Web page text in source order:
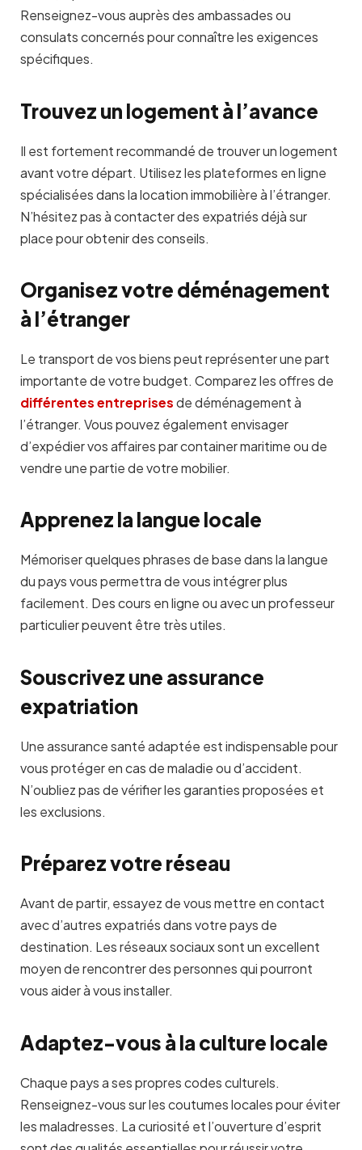
Renseignez-vous auprès des ambassades ou
consulats concernés pour connaître les exigences
spécifiques.
Trouvez un logement à l’avance
Il est fortement recommandé de trouver un logement
avant votre départ. Utilisez les plateformes en ligne
spécialisées dans la location immobilière à l’étranger.
N’hésitez pas à contacter des expatriés déjà sur
place pour obtenir des conseils.
Organisez votre déménagement
à l’étranger
Le transport de vos biens peut représenter une part
importante de votre budget. Comparez les offres de
différentes entreprisesde déménagement à
l’étranger. Vous pouvez également envisager
d’expédier vos affaires par container maritime ou de
vendre une partie de votre mobilier.
Apprenez la langue locale
Mémoriser quelques phrases de base dans la langue
du pays vous permettra de vous intégrer plus
facilement. Des cours en ligne ou avec un professeur
particulier peuvent être très utiles.
Souscrivez une assurance
expatriation
Une assurance santé adaptée est indispensable pour
vous protéger en cas de maladie ou d’accident.
N’oubliez pas de vérifier les garanties proposées et
les exclusions.
Préparez votre réseau
Avant de partir, essayez de vous mettre en contact
avec d’autres expatriés dans votre pays de
destination. Les réseaux sociaux sont un excellent
moyen de rencontrer des personnes qui pourront
vous aider à vous installer.
Adaptez-vous à la culture locale
Chaque pays a ses propres codes culturels.
Renseignez-vous sur les coutumes locales pour éviter
les maladresses. La curiosité et l’ouverture d’esprit